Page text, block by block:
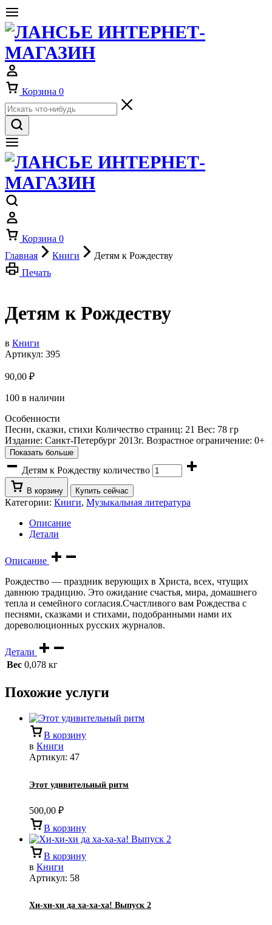
Корзина 0
Корзина 0
Главная
Книги
Детям к Рождеству
Печать
Детям к Рождеству
в Книги
Артикул: 395
90,00 ₽
100 в наличии
Особенности
Песни, сказки, стихи Количество страниц: 21 Вес: 78 гр
Издание: Санкт-Петербург 2013г. Возрастное ограничение: 0+
Показать больше
Детям к Рождеству количество
В корзину Купить сейчас
Категории: Книги, Музыкальная литература
Описание
Детали
Описание
Рождество — праздник верующих в Христа, всех, чтущих
давнюю традицию. Это ожидание счастья, мира, домашнего
тепла и семейного согласия.Счастливого вам Рождества с
песнями, сказками и стихами, подобранными нами их
дореволюционных русских журналов.
Детали
Вес 0,078 кг
Похожие услуги
В корзину
в Книги
Артикул: 47
Этот удивительный ритм
500,00 ₽
В корзину
В корзину
в Книги
Артикул: 58
Хи-хи-хи да ха-ха-ха! Выпуск 2